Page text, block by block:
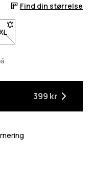
Find din størrelse
L er ikke tilgængelig.
- Størrelse XL er ikke
399 kr